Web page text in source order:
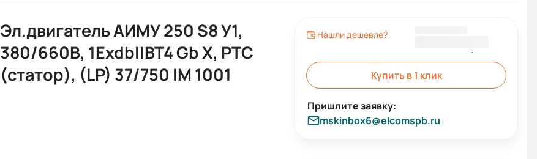
Эл.двигатель АИМУ 250 S8 У1,
380/660В, 1ExdbIIBT4 Gb X, РТС
(статор), (LP) 37/750 IM 1001
Нашли дешевле?
Купить в 1 клик
mskinbox6@elcomspb.ru